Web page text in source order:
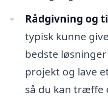
Rådgivning og
typisk kunne
bedste
projekt og lave
så du kan træffe